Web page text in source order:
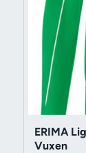
ERIMA
Vuxen